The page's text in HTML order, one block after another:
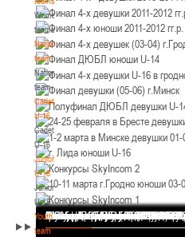
Women's
teams
National
team
National
team
Cadets
U-16
Cadets
U-16
Juniors
U-18
Juniors
U-18
Youth
team
U-14 ,
IV тур – юноши 2012-2013 гг.р.,
Уральская 3А
05-
U-14,
III тур – девушки 2012-2013 гг.р.,
ул. Б.Хмельницкого, 118а
Финал 4-х - девушки 2013-
Финал 4-х - юноши 2013-2014
Финал 4-х - юноши 2013-2014
Финал 4-х - юноши 2011-2012
Финал 4-х - юноши 2009-2010
Финал 4-х - девушки 2011-
Финал 4-х - девушки 2013-
Финал 4-х девушки 2011-2012
Финал 4-х юноши 2011-2012
Финал 4-х девушек (03-04)
Финал ДЮБЛ юноши U-14
Финал 4-х девушки U-16 в
Финал девушки (05-06)
Полуфинал ДЮБЛ девушки
24-25 февраля в Бресте
1-2 марта в Минске девушки
г. Лида юноши U-16
Конкурсы SkyIncom 2
10-11 марта г.Гродно юноши
Конкурсы SkyIncom 1
группа "ВКонтакте"